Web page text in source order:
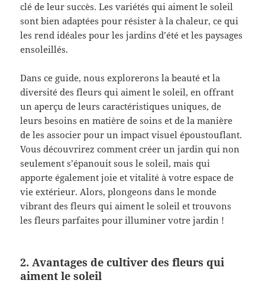
clé de leur succès. Les variétés qui aiment le soleil
sont bien adaptées pour résister à la chaleur, ce qui
les rend idéales pour les jardins d’été et les paysages
ensoleillés.
Dans ce guide, nous explorerons la beauté et la
diversité des fleurs qui aiment le soleil, en offrant
un aperçu de leurs caractéristiques uniques, de
leurs besoins en matière de soins et de la manière
de les associer pour un impact visuel époustouflant.
Vous découvrirez comment créer un jardin qui non
seulement s’épanouit sous le soleil, mais qui
apporte également joie et vitalité à votre espace de
vie extérieur. Alors, plongeons dans le monde
vibrant des fleurs qui aiment le soleil et trouvons
les fleurs parfaites pour illuminer votre jardin !
2. Avantages de cultiver des fleurs qui
aiment le soleil